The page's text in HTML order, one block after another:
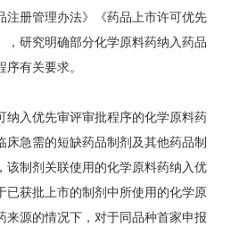
注册管理办法》《药品上市许可优先
，研究明确部分化学原料药纳入药品
有关要求。
入优先审评审批程序的化学原料药
床急需的短缺药品制剂及其他药品制
该制剂关联使用的化学原料药纳入优
已获批上市的制剂中所使用的化学原
来源的情况下，对于同品种首家申报